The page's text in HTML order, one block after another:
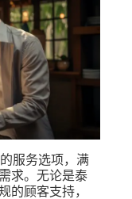
服务选项，满
求。无论是泰
的顾客支持，